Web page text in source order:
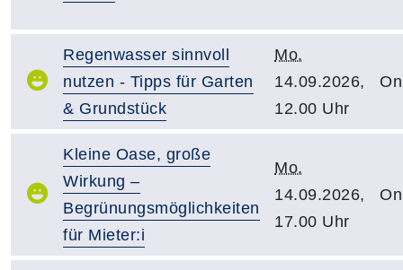
Regenwasser sinnvoll
nutzen - Tipps für Garten
& Grundstück
Mo.
14.09.2026,
12.00 Uhr
Kleine Oase, große
Wirkung –
Begrünungsmöglichkeiten
für Mieter:i
Mo.
14.09.2026,
17.00 Uhr